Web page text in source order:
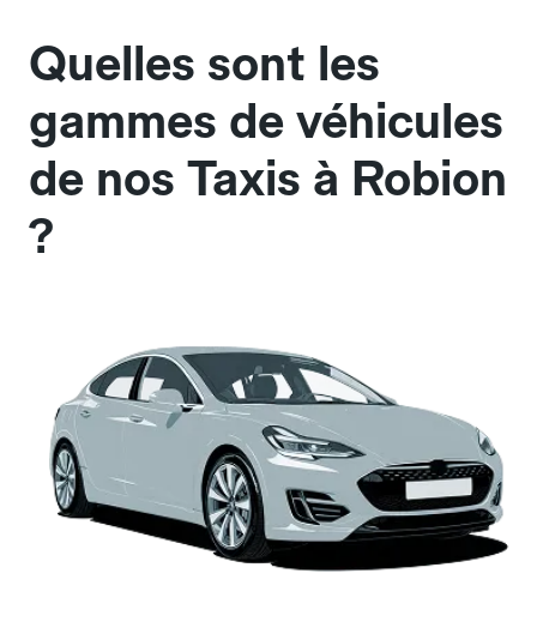
Quelles sont les
gammes de véhicules
de nos Taxis à Robion
?